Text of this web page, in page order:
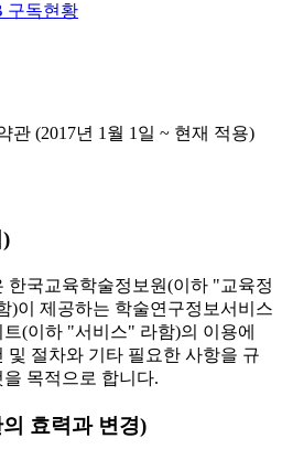
구독현황
관 (2017년 1월 1일 ~ 현재 적용)
한국교육학술정보원(이하 "교육정
)이 제공하는 학술연구정보서비스
트(이하 "서비스" 라함)의 이용에
및 절차와 기타 필요한 사항을 규
을 목적으로 합니다.
효력과 변경)